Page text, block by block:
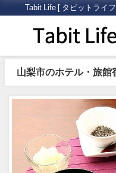
Tabit Life [ タビットライ
山梨市のホテル・旅館